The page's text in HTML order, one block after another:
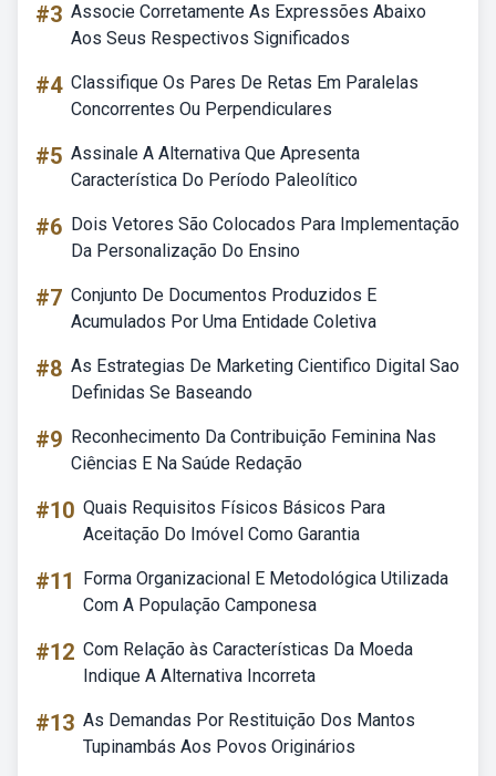
#3 Associe Corretamente As Expressões Abaixo
Aos Seus Respectivos Significados
#4 Classifique Os Pares De Retas Em Paralelas
Concorrentes Ou Perpendiculares
#5 Assinale A Alternativa Que Apresenta
Característica Do Período Paleolítico
#6 Dois Vetores São Colocados Para Implementação
Da Personalização Do Ensino
#7 Conjunto De Documentos Produzidos E
Acumulados Por Uma Entidade Coletiva
#8 As Estrategias De Marketing Cientifico Digital Sao
Definidas Se Baseando
#9 Reconhecimento Da Contribuição Feminina Nas
Ciências E Na Saúde Redação
#10 Quais Requisitos Físicos Básicos Para
Aceitação Do Imóvel Como Garantia
#11
Forma Organizacional E Metodológica Utilizada
Com A População Camponesa
#12 Com Relação às Características Da Moeda
Indique A Alternativa Incorreta
#13 As Demandas Por Restituição Dos Mantos
Tupinambás Aos Povos Originários